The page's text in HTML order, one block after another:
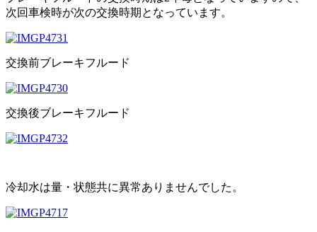
次回車検時が次の交換時期となっています。
交換前ブレーキフルード
交換後ブレーキフルード
冷却水は量・状態共に異常ありませんでした。